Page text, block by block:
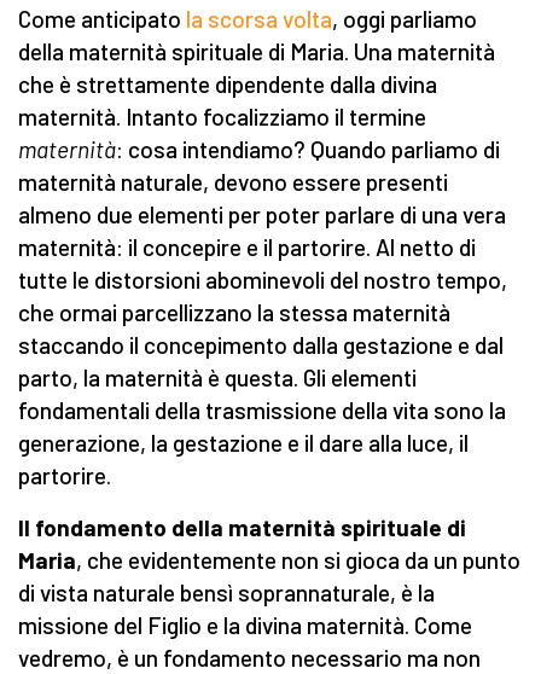
Come anticipato la scorsa volta, oggi parliamo
della maternità spirituale di Maria. Una maternità
che è strettamente dipendente dalla divina
maternità. Intanto focalizziamo il termine
maternità: cosa intendiamo? Quando parliamo di
maternità naturale, devono essere presenti
almeno due elementi per poter parlare di una vera
maternità: il concepire e il partorire. Al netto di
tutte le distorsioni abominevoli del nostro tempo,
che ormai parcellizzano la stessa maternità
staccando il concepimento dalla gestazione e dal
parto, la maternità è questa. Gli elementi
fondamentali della trasmissione della vita sono la
generazione, la gestazione e il dare alla luce, il
partorire.
Il fondamento della maternità spirituale di
Maria, che evidentemente non si gioca da un punto
di vista naturale bensì soprannaturale, è la
missione del Figlio e la divina maternità. Come
vedremo, è un fondamento necessario ma non